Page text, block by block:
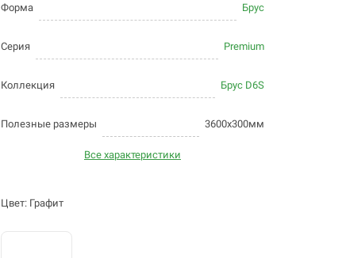
Форма Брус
Серия Premium
Коллекция Брус D6S
Полезные размеры 3600х300мм
Все характеристики
Цвет: Графит